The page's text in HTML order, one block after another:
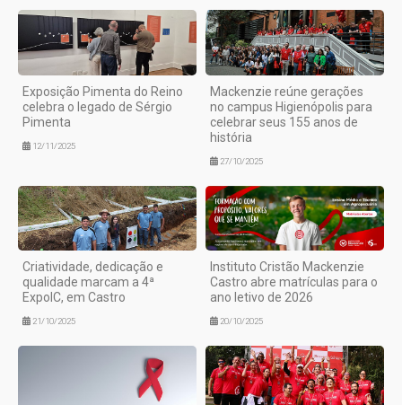
Exposição Pimenta do Reino
celebra o legado de Sérgio
Pimenta
12/11/2025
Mackenzie reúne gerações
no campus Higienópolis para
celebrar seus 155 anos de
história
27/10/2025
Criatividade, dedicação e
qualidade marcam a 4ª
ExpoIC, em Castro
21/10/2025
Instituto Cristão Mackenzie
Castro abre matrículas para o
ano letivo de 2026
20/10/2025